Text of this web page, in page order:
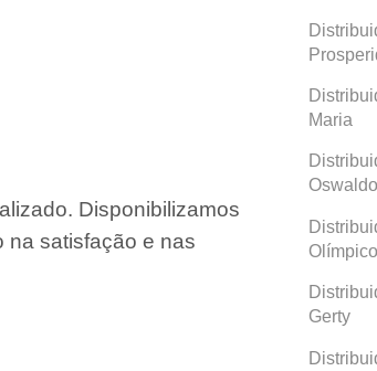
Disponibilizamos
na satisfação e nas
Maria
Olímpico
Gerty